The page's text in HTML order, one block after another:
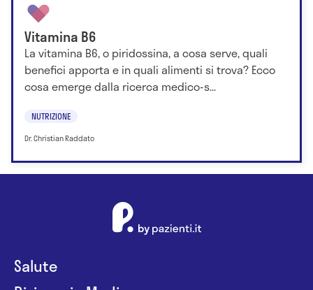
Vitamina B6
La vitamina B6, o piridossina, a cosa serve, quali
benefici apporta e in quali alimenti si trova? Ecco
cosa emerge dalla ricerca medico-s...
NUTRIZIONE
Dr. Christian Raddato
Salute